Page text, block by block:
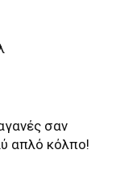
σαν
απλό κόλπο!